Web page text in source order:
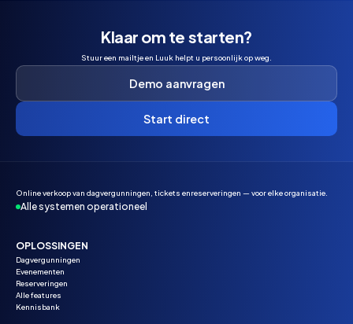
Klaar om te starten?
Stuur een mailtje en Luuk helpt u persoonlijk op weg.
Demo aanvragen
Start direct
Online verkoop van dagvergunningen, tickets enreserveringen — voor elke organisatie.
Alle systemen operationeel
OPLOSSINGEN
Dagvergunningen
Evenementen
Reserveringen
Alle features
Kennisbank